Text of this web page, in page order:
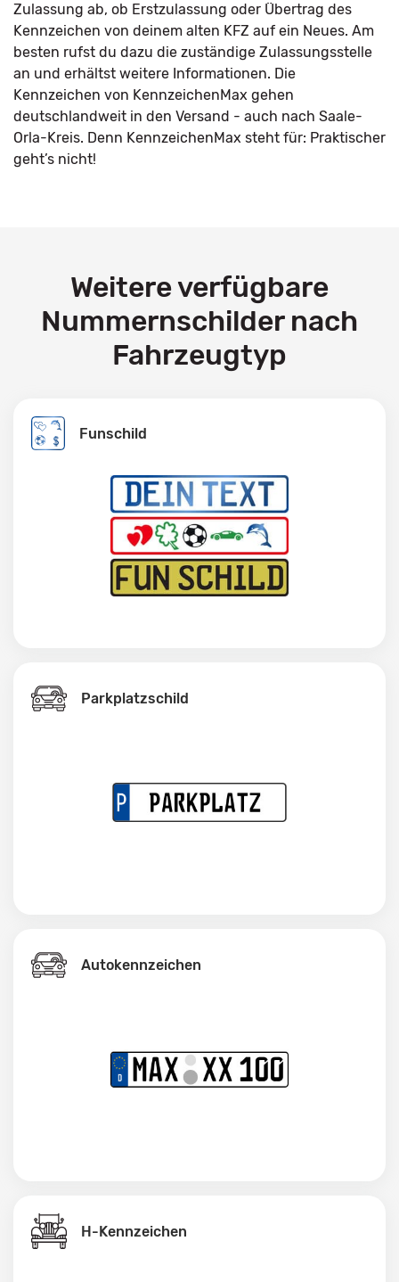
Zulassung ab, ob Erstzulassung oder Übertrag des
Kennzeichen von deinem alten KFZ auf ein Neues. Am
besten rufst du dazu die zuständige Zulassungsstelle
an und erhältst weitere Informationen. Die
Kennzeichen von KennzeichenMax gehen
deutschlandweit in den Versand - auch nach Saale-
Orla-Kreis. Denn KennzeichenMax steht für: Praktischer
geht’s nicht!
Weitere verfügbare
Nummernschilder nach
Fahrzeugtyp
Funschild
Parkplatzschild
Autokennzeichen
H-Kennzeichen